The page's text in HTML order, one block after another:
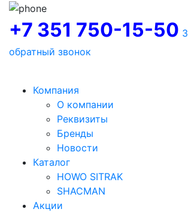
+7 351 750-15-50
обратный звонок
Компания
О компании
Реквизиты
Бренды
Новости
Каталог
HOWO SITRAK
SHACMAN
Акции